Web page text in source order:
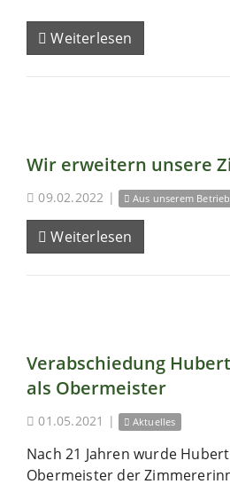
Weiterlesen
Wir erweitern unsere
09.02.2022 | Aus unserem Betrieb
Weiterlesen
Verabschiedung
als Obermeister
01.05.2021 | Aktuelles
Nach 21 Jahren wurde
Obermeister der